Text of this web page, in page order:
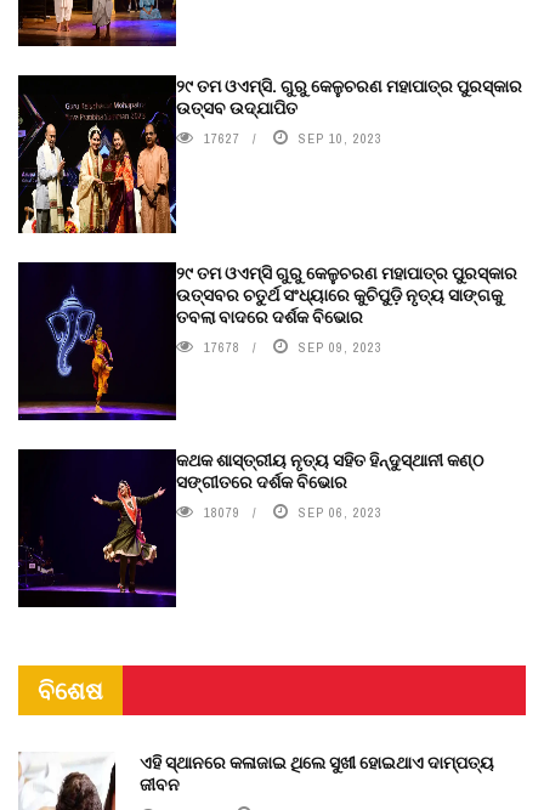
୨୯ ତମ ଓଏମ୍‌ସି. ଗୁରୁ କେଳୁଚରଣ ମହାପାତ୍ର ପୁରସ୍କାର
ଉତ୍ସବ ଉଦ୍‍ଯାପିତ
17627 SEP 10, 2023
୨୯ ତମ ଓଏମ୍‌ସି ଗୁରୁ କେଳୁଚରଣ ମହାପାତ୍ର ପୁରସ୍କାର
ଉତ୍ସବର ଚତୁର୍ଥ ସଂଧ୍ୟାରେ କୁଚିପୁଡ଼ି ନୃତ୍ୟ ସାଙ୍ଗକୁ
ତବଲା ବାଦରେ ଦର୍ଶକ ବିଭୋର
17678 SEP 09, 2023
କଥକ ଶାସ୍ତ୍ରୀୟ ନୃତ୍ୟ ସହିତ ହିନ୍ଦୁସ୍ଥାନୀ କଣ୍ଠ
ସଙ୍ଗୀତରେ ଦର୍ଶକ ବିଭୋର
18079 SEP 06, 2023
ବିଶେଷ
ଏହି ସ୍ଥାନରେ କଳାଜାଇ ଥିଲେ ସୁଖୀ ହୋଇଥାଏ ଦାମ୍ପତ୍ୟ
ଜୀବନ